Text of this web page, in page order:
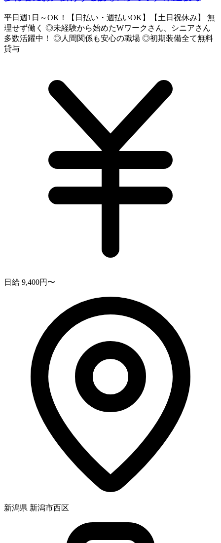
平日週1日～OK！【日払い・週払いOK】【土日祝休み】 無
理せず働く ◎未経験から始めたWワークさん、シニアさん
多数活躍中！ ◎人間関係も安心の職場 ◎初期装備全て無料
貸与
日給 9,400円〜
新潟県 新潟市西区